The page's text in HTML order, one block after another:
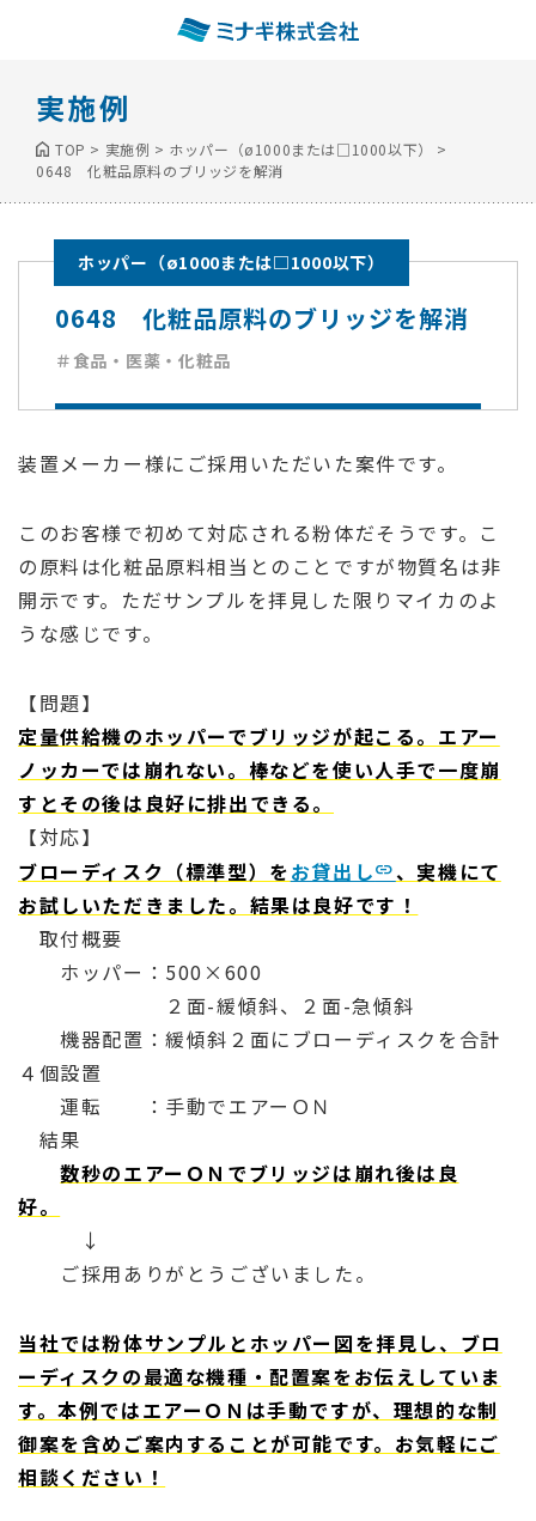
実施例
TOP > 実施例 > ホッパー（ø1000または□1000以下）
>
0648 化粧品原料のブリッジを解消
ホッパー（ø1000または□1000以下）
0648 化粧品原料のブリッジを解消
＃食品・医薬・化粧品
装置メーカー様にご採用いただいた案件です。
このお客様で初めて対応される粉体だそうです。こ
の原料は化粧品原料相当とのことですが物質名は非
開示です。ただサンプルを拝見した限りマイカのよ
うな感じです。
【問題】
定量供給機のホッパーでブリッジが起こる。エアー
ノッカーでは崩れない。棒などを使い人手で一度崩
すとその後は良好に排出できる。
【対応】
ブローディスク（標準型）をお貸出し
、実機にて
お試しいただきました。結果は良好です！
取付概要
ホッパー：500×600
２面-緩傾斜、２面-急傾斜
機器配置：緩傾斜２面にブローディスクを合計
４個設置
運転 ：手動でエアーＯＮ
結果
数秒のエアーＯＮでブリッジは崩れ後は良
好。
↓
ご採用ありがとうございました。
当社では粉体サンプルとホッパー図を拝見し、ブロ
ーディスクの最適な機種・配置案をお伝えしていま
す。本例ではエアーＯＮは手動ですが、理想的な制
御案を含めご案内することが可能です。お気軽にご
相談ください！